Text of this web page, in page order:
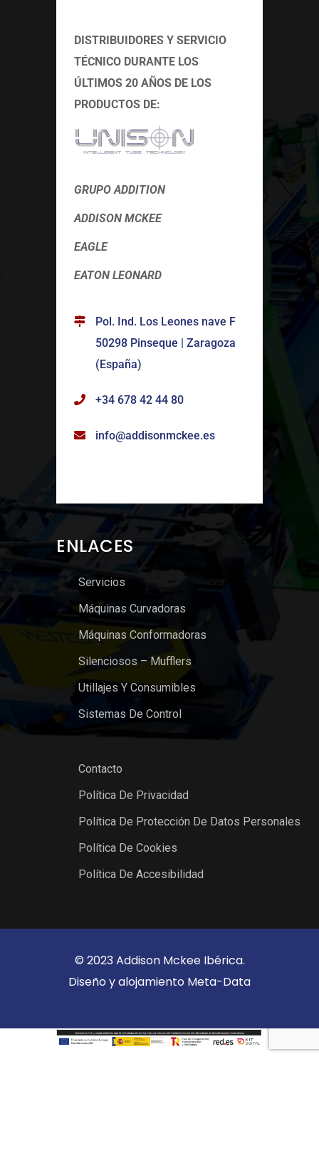
DISTRIBUIDORES Y SERVICIO
TÉCNICO DURANTE LOS
ÚLTIMOS 20 AÑOS DE LOS
PRODUCTOS DE:
GRUPO ADDITION
ADDISON MCKEE
EAGLE
EATON LEONARD
Pol. Ind. Los Leones nave F
50298 Pinseque | Zaragoza
(España)
+34 678 42 44 80
info@addisonmckee.es
ENLACES
Servicios
Máquinas Curvadoras
Máquinas Conformadoras
Silenciosos – Mufflers
Utillajes Y Consumibles
Sistemas De Control
Contacto
Política De Privacidad
Política De Protección De Datos Personales
Política De Cookies
Política De Accesibilidad
© 2023 Addison Mckee Ibérica.
Diseño y alojamiento Meta-Data